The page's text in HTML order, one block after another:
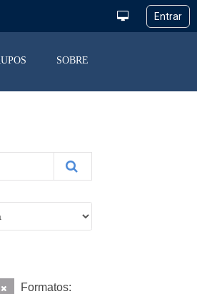
SOBRE
Formatos: